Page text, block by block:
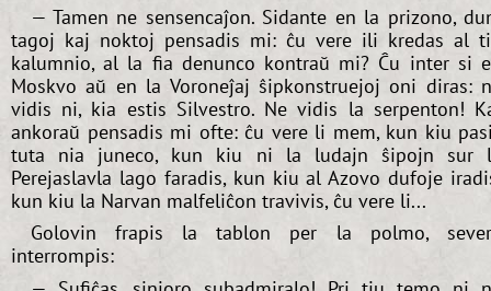
— Tamen ne sensencaĵon. Sidante en la prizono,
tagoj kaj noktoj pensadis mi: ĉu vere ili kredas al
kalumnio, al la fia denunco kontraŭ mi? Ĉu inter si
Moskvo aŭ en la Voroneĵaj ŝipkonstruejoj oni diras:
vidis ni, kia estis Silvestro. Ne vidis la serpenton!
ankoraŭ pensadis mi ofte: ĉu vere li mem, kun kiu
tuta nia juneco, kun kiu ni la ludajn ŝipojn sur
Perejaslavla lago faradis, kun kiu al Azovo dufoje
kun kiu la Narvan malfeliĉon travivis, ĉu vere li...
Golovin frapis la tablon per la polmo,
interrompis: